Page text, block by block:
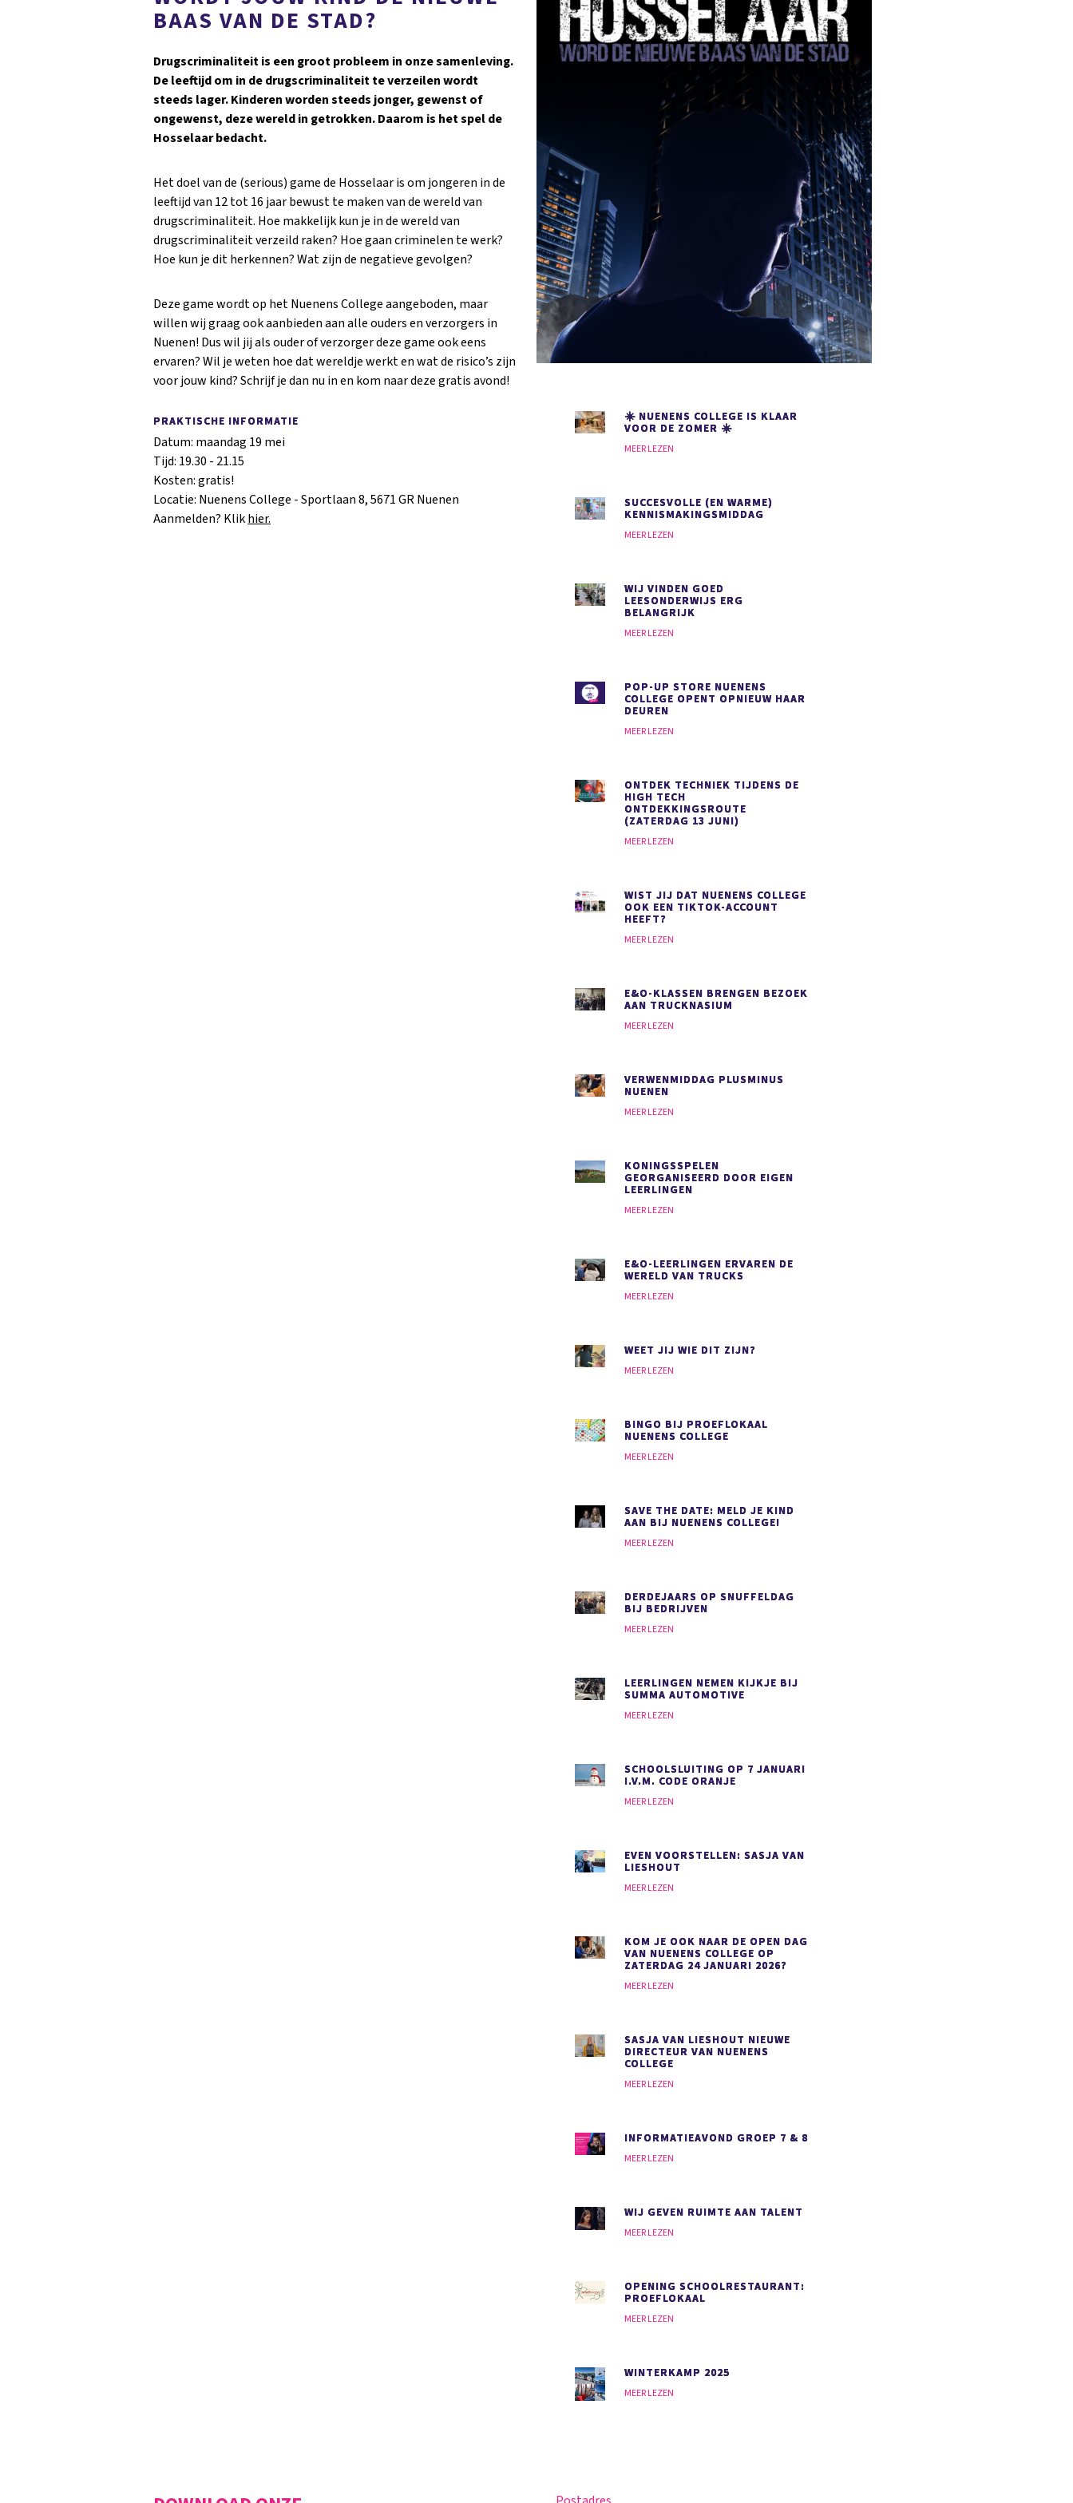
BAAS VAN DE STAD?
Drugscriminaliteit is een groot probleem in onze samenleving.
De leeftijd om in de drugscriminaliteit te verzeilen wordt
steeds lager. Kinderen worden steeds jonger, gewenst of
ongewenst, deze wereld in getrokken. Daarom is het spel de
Hosselaar bedacht.
Het doel van de (serious) game de Hosselaar is om jongeren in de
leeftijd van 12 tot 16 jaar bewust te maken van de wereld van
drugscriminaliteit. Hoe makkelijk kun je in de wereld van
drugscriminaliteit verzeild raken? Hoe gaan criminelen te werk?
Hoe kun je dit herkennen? Wat zijn de negatieve gevolgen?
Deze game wordt op het Nuenens College aangeboden, maar
willen wij graag ook aanbieden aan alle ouders en verzorgers in
Nuenen! Dus wil jij als ouder of verzorger deze game ook eens
ervaren? Wil je weten hoe dat wereldje werkt en wat de risico’s zijn
voor jouw kind? Schrijf je dan nu in en kom naar deze gratis avond!
PRAKTISCHE INFORMATIE
Datum: maandag 19 mei
Tijd: 19.30 - 21.15
Kosten: gratis!
Locatie: Nuenens College - Sportlaan 8, 5671 GR Nuenen
Aanmelden? Klikhier.
☀️ NUENENS COLLEGE IS KLAAR
VOOR DE ZOMER ☀️
MEER LEZEN
SUCCESVOLLE (EN WARME)
KENNISMAKINGSMIDDAG
MEER LEZEN
WIJ VINDEN GOED
LEESONDERWIJS ERG
BELANGRIJK
MEER LEZEN
POP-UP STORE NUENENS
COLLEGE OPENT OPNIEUW HAAR
DEUREN
MEER LEZEN
ONTDEK TECHNIEK TIJDENS DE
HIGH TECH
ONTDEKKINGSROUTE
(ZATERDAG 13 JUNI)
MEER LEZEN
WIST JIJ DAT NUENENS COLLEGE
OOK EEN TIKTOK-ACCOUNT
HEEFT?
MEER LEZEN
E&O-KLASSEN BRENGEN BEZOEK
AAN TRUCKNASIUM
MEER LEZEN
VERWENMIDDAG PLUSMINUS
NUENEN
MEER LEZEN
KONINGSSPELEN
GEORGANISEERD DOOR EIGEN
LEERLINGEN
MEER LEZEN
E&O-LEERLINGEN ERVAREN DE
WERELD VAN TRUCKS
MEER LEZEN
WEET JIJ WIE DIT ZIJN?
MEER LEZEN
BINGO BIJ PROEFLOKAAL
NUENENS COLLEGE
MEER LEZEN
SAVE THE DATE: MELD JE KIND
AAN BIJ NUENENS COLLEGE!
MEER LEZEN
DERDEJAARS OP SNUFFELDAG
BIJ BEDRIJVEN
MEER LEZEN
LEERLINGEN NEMEN KIJKJE BIJ
SUMMA AUTOMOTIVE
MEER LEZEN
SCHOOLSLUITING OP 7 JANUARI
I.V.M. CODE ORANJE
MEER LEZEN
EVEN VOORSTELLEN: SASJA VAN
LIESHOUT
MEER LEZEN
KOM JE OOK NAAR DE OPEN DAG
VAN NUENENS COLLEGE OP
ZATERDAG 24 JANUARI 2026?
MEER LEZEN
SASJA VAN LIESHOUT NIEUWE
DIRECTEUR VAN NUENENS
COLLEGE
MEER LEZEN
INFORMATIEAVOND GROEP 7 & 8
MEER LEZEN
WIJ GEVEN RUIMTE AAN TALENT
MEER LEZEN
OPENING SCHOOLRESTAURANT:
PROEFLOKAAL
MEER LEZEN
WINTERKAMP 2025
MEER LEZEN